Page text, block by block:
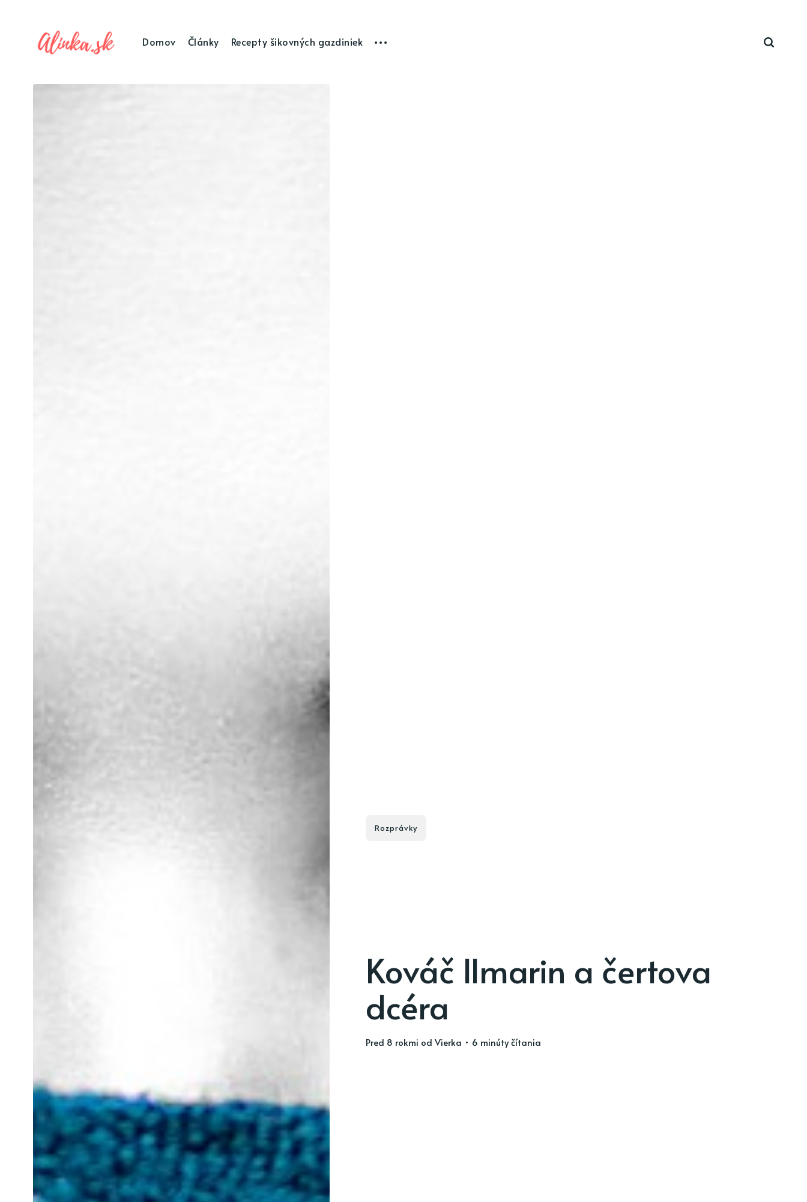
Domov Články Recepty šikovných gazdiniek
Rozprávky
Kováč Ilmarin a čertova
dcéra
pred 8 rokmi od Vierka • 6 minúty čítania